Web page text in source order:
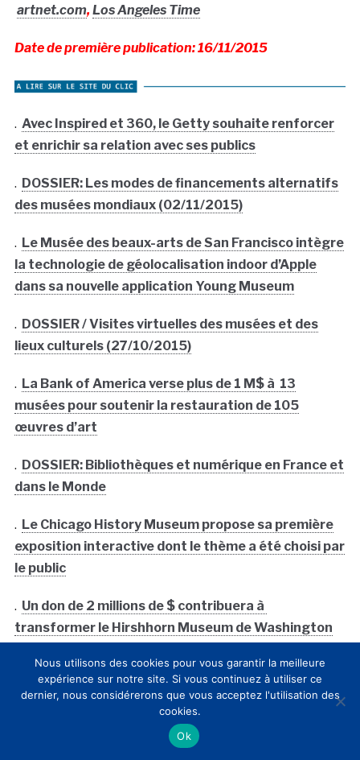
artnet.com, Los Angeles Time
Date de première publication: 16/11/2015
. Avec Inspired et 360, le Getty souhaite renforcer
et enrichir sa relation avec ses publics
. DOSSIER: Les modes de financements alternatifs
des musées mondiaux (02/11/2015)
. Le Musée des beaux-arts de San Francisco intègre
la technologie de géolocalisation indoor d’Apple
dans sa nouvelle application Young Museum
. DOSSIER / Visites virtuelles des musées et des
lieux culturels (27/10/2015)
. La Bank of America verse plus de 1 M$ à 13
musées pour soutenir la restauration de 105
œuvres d’art
. DOSSIER: Bibliothèques et numérique en France et
dans le Monde
. Le Chicago History Museum propose sa première
exposition interactive dont le thème a été choisi par
le public
. Un don de 2 millions de $ contribuera à
transformer le Hirshhorn Museum de Washington
la technologie »
Avec un nouveau mur interactif géant et de
nouveaux outils in-situ, la Tate et Bloomberg
annoncent le renforcement de leur coopération
Nous utilisons des cookies pour vous garantir la meilleure
expérience sur notre site. Si vous continuez à utiliser ce
dernier, nous considérerons que vous acceptez l'utilisation des
cookies.
Ok